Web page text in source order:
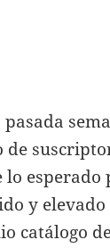
lo esperado
y elevado
catálogo